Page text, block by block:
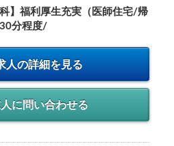
】福利厚生充実（医師住宅/帰
分程度/
人の詳細を見る
に問い合わせる